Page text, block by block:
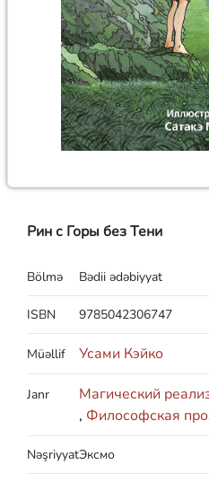
Рин с Горы без Тени
Bölmə Bədii ədəbiyyat
ISBN 9785042306747
Müəllif Усами Кэйко
Janr Магический
, Философская
NəşriyyatЭксмо